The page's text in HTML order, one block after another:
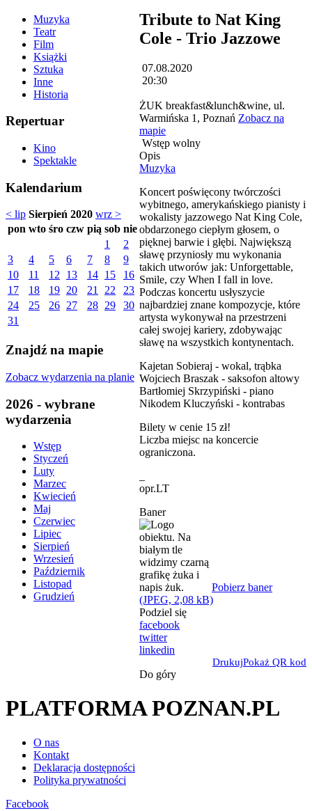
Muzyka
Teatr
Film
Książki
Sztuka
Inne
Historia
Repertuar
Kino
Spektakle
Kalendarium
< lip Sierpień 2020 wrz >
pon wto śro czw pią sob nie
1
2
3
4 5 6 7 8
9
10
11 12 13 14 15
16
17
18 19 20 21 22
23
24
25 26 27 28 29
30
31
Znajdź na mapie
Zobacz wydarzenia na planie
2026 - wybrane
wydarzenia
Wstęp
Styczeń
Luty
Marzec
Kwiecień
Maj
Czerwiec
Lipiec
Sierpień
Wrzesień
Październik
Listopad
Grudzień
Tribute to Nat King
Cole - Trio Jazzowe
07.08.2020
20:30
ŻUK breakfast&lunch&wine, ul.
Warmińska 1, Poznań Zobacz na
mapie
Wstęp wolny
Opis
Muzyka
Koncert poświęcony twórczości
wybitnego, amerykańskiego pianisty i
wokalisty jazzowego Nat King Cole,
obdarzonego ciepłym głosem, o
pięknej barwie i głębi. Największą
sławę przyniosły mu wykonania
takich utworów jak: Unforgettable,
Smile, czy When I fall in love.
Podczas koncertu usłyszycie
najbardziej znane kompozycje, które
artysta wykonywał na przestrzeni
całej swojej kariery, zdobywając
sławę na wszystkich kontynentach.
Kajetan Sobieraj - wokal, trąbka
Wojciech Braszak - saksofon altowy
Bartłomiej Skrzypiński - piano
Nikodem Kluczyński - kontrabas
Bilety w cenie 15 zł!
Liczba miejsc na koncercie
ograniczona.
opr.LT
Baner
Pobierz baner
(JPEG, 2,08 kB)
Podziel się
facebook
twitter
linkedin
DrukujPokaż QR kod
Do góry
PLATFORMA POZNAN.PL
O nas
Kontakt
Deklaracja dostępności
Polityka prywatności
Facebook